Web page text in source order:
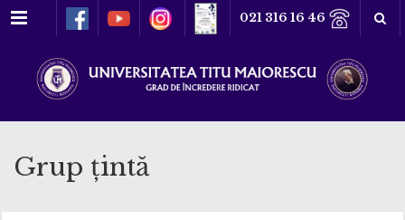
Meniu 021 316 16 46
Grup ţintă